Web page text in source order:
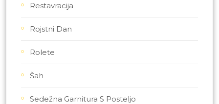
Restavracija
Rojstni Dan
Rolete
Šah
Sedežna Garnitura S Posteljo